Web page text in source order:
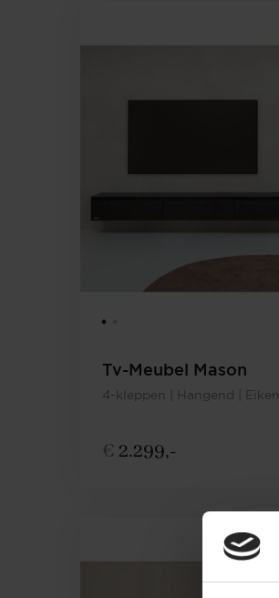
Tv-Meubel Mason
4-kleppen | Hangend | Eiken
€ 2.299,-